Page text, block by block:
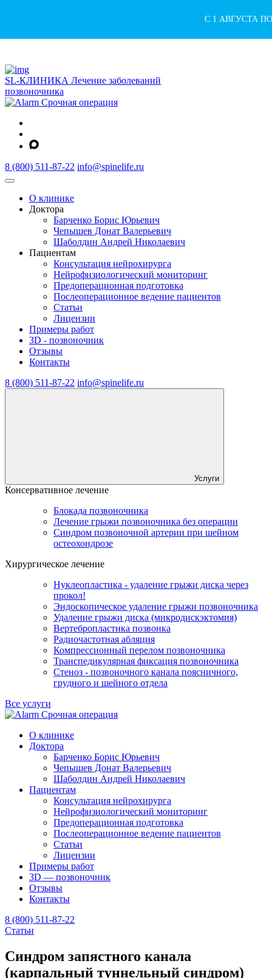
С 1 АВГУСТА
SL-КЛИНИКА Лечение заболеваний
позвоночника
Срочная операция
8 (800) 511-87-22 info@spinelife.ru
О клинике
Доктора
Барченко Борис Юрьевич
Чепышев Донат Валерьевич
Шаболдин Андрей Николаевич
Пациентам
Консультация нейрохирурга
Нейрофизиологический мониторинг
Предоперационная подготовка
Послеоперационное ведение пациентов
Статьи
Лицензии
Примеры работ
3D - позвоночник
Отзывы
Контакты
8 (800) 511-87-22 info@spinelife.ru
Услуги
Консервативное лечение
Блокада позвоночника
Лечение грыжи позвоночника без операции
Синдром позвоночной артерии при шейном
остеохондрозе
Хирургическое лечение
Нуклеопластика - удаление грыжи диска через
прокол!
Эндоскопическое удаление грыжи позвоночника
Удаление грыжи диска (микродискэктомия)
Вертебропластика позвонка
Радиочастотная абляция
Компрессионный перелом позвоночника
Транспедикулярная фиксация позвоночника
Стеноз - позвоночного канала поясничного,
грудного и шейного отдела
Все услуги
Срочная операция
О клинике
Доктора
Барченко Борис Юрьевич
Чепышев Донат Валерьевич
Шаболдин Андрей Николаевич
Пациентам
Консультация нейрохирурга
Нейрофизиологический мониторинг
Предоперационная подготовка
Послеоперационное ведение пациентов
Статьи
Лицензии
Примеры работ
3D — позвоночник
Отзывы
Контакты
8 (800) 511-87-22
Статьи
Синдром запястного канала
(карпальный туннельный синдром)